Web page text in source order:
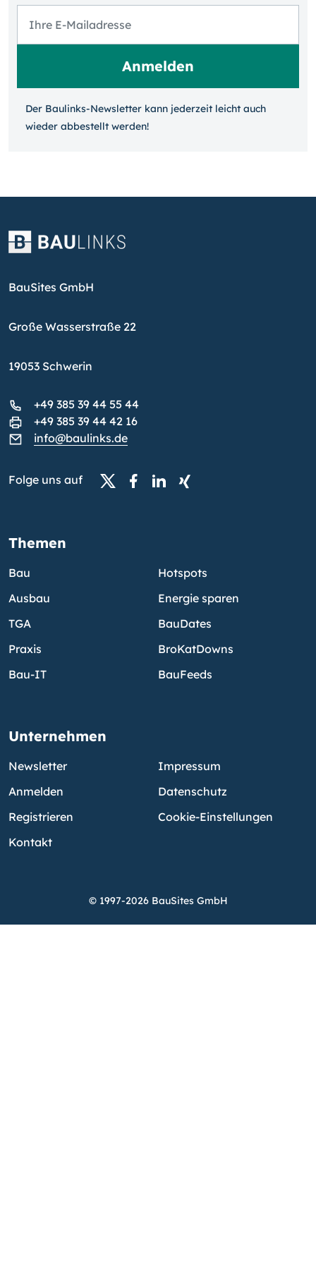
Der Baulinks-Newsletter kann jeder­zeit leicht auch
wieder ab­bestellt werden!
BauSites GmbH
Große Wasserstraße 22
19053 Schwerin
+49 385 39 44 55 44
+49 385 39 44 42 16
info@baulinks.de
Folge uns auf
Themen
Bau
Ausbau
TGA
Praxis
Bau-IT
Hotspots
Energie sparen
BauDates
BroKatDowns
BauFeeds
Unternehmen
Newsletter
Anmelden
Registrieren
Kontakt
Impressum
Datenschutz
Cookie-Einstellungen
© 1997-2026 BauSites GmbH